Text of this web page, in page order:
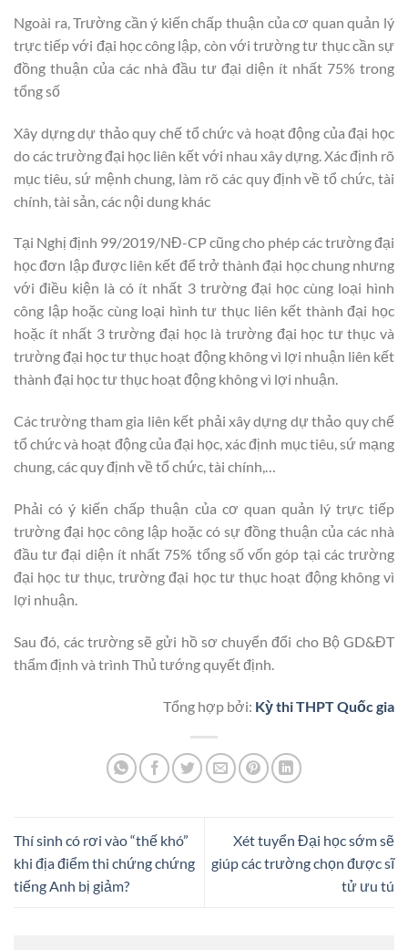
Ngoài ra, Trường cần ý kiến chấp thuận của cơ quan quản lý
trực tiếp với đại học công lập, còn với trường tư thục cần sự
đồng thuận của các nhà đầu tư đại diện ít nhất 75% trong
tổng số
Xây dựng dự thảo quy chế tổ chức và hoạt động của đại học
do các trường đại học liên kết với nhau xây dựng. Xác định rõ
mục tiêu, sứ mệnh chung, làm rõ các quy định về tổ chức, tài
chính, tài sản, các nội dung khác
Tại Nghị định 99/2019/NĐ-CP cũng cho phép các trường đại
học đơn lập được liên kết để trở thành đại học chung nhưng
với điều kiện là có ít nhất 3 trường đại học cùng loại hình
công lập hoặc cùng loại hình tư thục liên kết thành đại học
hoặc ít nhất 3 trường đại học là trường đại học tư thục và
trường đại học tư thục hoạt động không vì lợi nhuận liên kết
thành đại học tư thục hoạt động không vì lợi nhuận.
Các trường tham gia liên kết phải xây dựng dự thảo quy chế
tổ chức và hoạt động của đại học, xác định mục tiêu, sứ mạng
chung, các quy định về tổ chức, tài chính,…
Phải có ý kiến chấp thuận của cơ quan quản lý trực tiếp
trường đại học công lập hoặc có sự đồng thuận của các nhà
đầu tư đại diện ít nhất 75% tổng số vốn góp tại các trường
đại học tư thục, trường đại học tư thục hoạt động không vì
lợi nhuận.
Sau đó, các trường sẽ gửi hồ sơ chuyển đổi cho Bộ GD&ĐT
thẩm định và trình Thủ tướng quyết định.
Tổng hợp bởi: Kỳ thi THPT Quốc gia
Thí sinh có rơi vào “thế khó”
khi địa điểm thi chứng chứng
tiếng Anh bị giảm?
Xét tuyển Đại học sớm sẽ
giúp các trường chọn được sĩ
tử ưu tú